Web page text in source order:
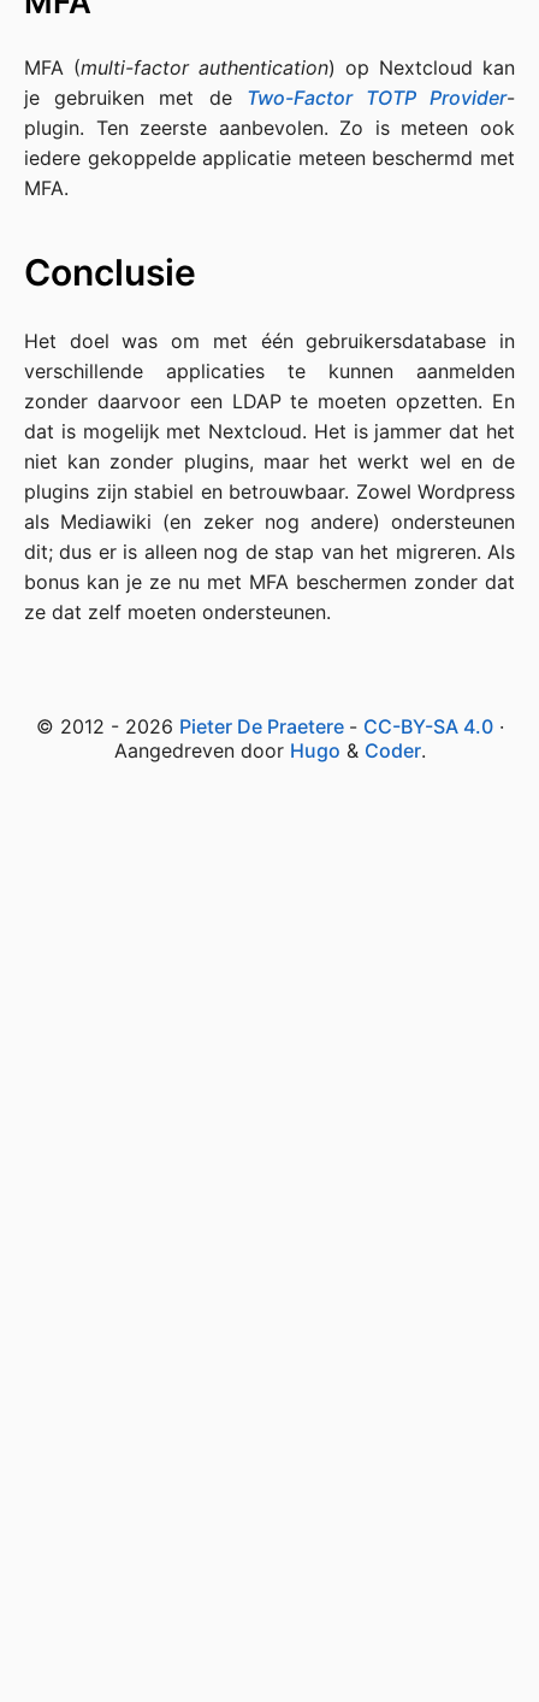
MFA (multi-factor authentication) op Nextcloud kan
je gebruiken met de Two-Factor TOTP Provider-
plugin. Ten zeerste aanbevolen. Zo is meteen ook
iedere gekoppelde applicatie meteen beschermd met
MFA.
Conclusie
Het doel was om met één gebruikersdatabase in
verschillende applicaties te kunnen aanmelden
zonder daarvoor een LDAP te moeten opzetten. En
dat is mogelijk met Nextcloud. Het is jammer dat het
niet kan zonder plugins, maar het werkt wel en de
plugins zijn stabiel en betrouwbaar. Zowel Wordpress
als Mediawiki (en zeker nog andere) ondersteunen
dit; dus er is alleen nog de stap van het migreren. Als
bonus kan je ze nu met MFA beschermen zonder dat
ze dat zelf moeten ondersteunen.
© 2012 - 2026 Pieter De Praetere - CC-BY-SA 4.0·
Aangedreven door Hugo & Coder.